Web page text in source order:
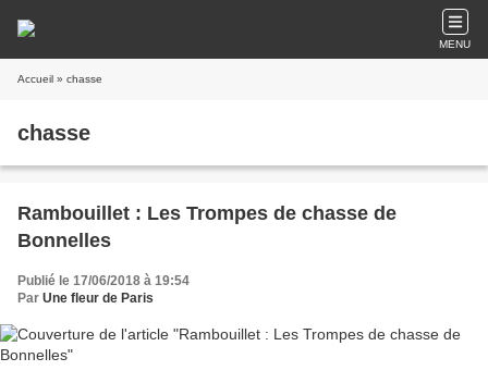
MENU
Accueil » chasse
chasse
Rambouillet : Les Trompes de chasse de
Bonnelles
Publié le 17/06/2018 à 19:54
Par Une fleur de Paris